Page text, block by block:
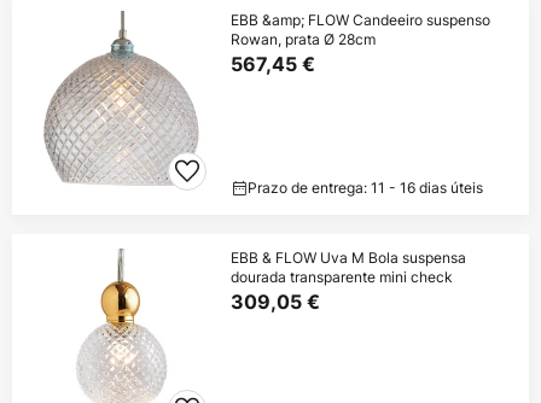
EBB &amp; FLOW Candeeiro suspenso
Rowan, prata Ø 28cm
567,45 €
Prazo de entrega: 11 - 16 dias úteis
EBB & FLOW Uva M Bola suspensa
dourada transparente mini check
309,05 €